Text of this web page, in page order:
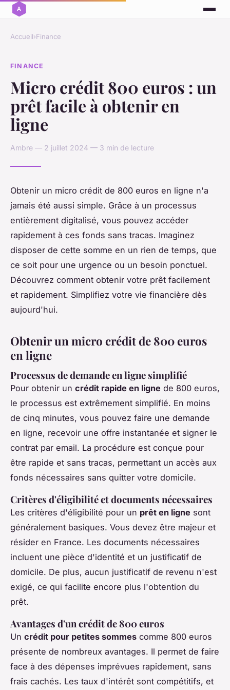
Accueil›Finance
FINANCE
Micro crédit 800 euros : un
prêt facile à obtenir en
ligne
Ambre — 2 juillet 2024 — 3 min de lecture
Obtenir un micro crédit de 800 euros en ligne n'a
jamais été aussi simple. Grâce à un processus
entièrement digitalisé, vous pouvez accéder
rapidement à ces fonds sans tracas. Imaginez
disposer de cette somme en un rien de temps, que
ce soit pour une urgence ou un besoin ponctuel.
Découvrez comment obtenir votre prêt facilement
et rapidement. Simplifiez votre vie financière dès
aujourd'hui.
Obtenir un micro crédit de 800 euros
en ligne
Processus de demande en ligne simplifié
Pour obtenir un crédit rapide en ligne de 800 euros,
le processus est extrêmement simplifié. En moins
de cinq minutes, vous pouvez faire une demande
en ligne, recevoir une offre instantanée et signer le
contrat par email. La procédure est conçue pour
être rapide et sans tracas, permettant un accès aux
fonds nécessaires sans quitter votre domicile.
Critères d'éligibilité et documents nécessaires
Les critères d'éligibilité pour un prêt en ligne sont
généralement basiques. Vous devez être majeur et
résider en France. Les documents nécessaires
incluent une pièce d'identité et un justificatif de
domicile. De plus, aucun justificatif de revenu n'est
exigé, ce qui facilite encore plus l'obtention du
prêt.
Avantages d'un crédit de 800 euros
Un crédit pour petites sommes comme 800 euros
présente de nombreux avantages. Il permet de faire
face à des dépenses imprévues rapidement, sans
frais cachés. Les taux d'intérêt sont compétitifs, et